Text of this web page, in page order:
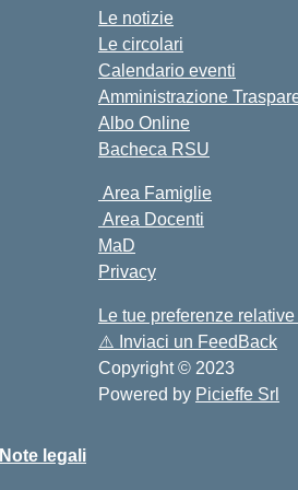
Le notizie
Le circolari
Calendario eventi
Amministrazione
Albo Online
Bacheca RSU
Area Famiglie
Area Docenti
MaD
Privacy
Le tue preferenze
⚠️ Inviaci un FeedBack
Copyright © 2023
Powered by Picieffe Srl
Note legali